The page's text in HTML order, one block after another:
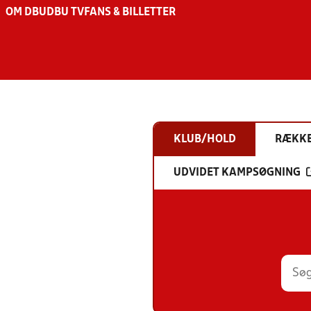
OM DBU DBU TV FANS & BILLETTER
KLUB/HOLD
UDVIDET KAMPSØGNING